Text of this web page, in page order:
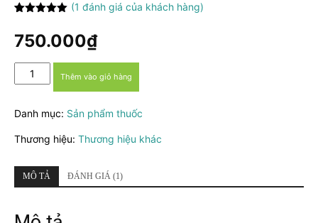
dựa trên
đánh giá
(1 đánh giá của khách hàng)
750.000₫
stone
Thuốc
trị
thận
số
Thêm vào giỏ hàng
Danh mục: Sản phẩm thuốc
Thương hiệu: Thương hiệu khác
MÔ TẢ ĐÁNH GIÁ (1)